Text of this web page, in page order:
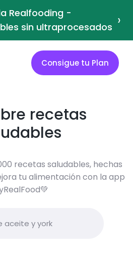
Realfooding -
sin ultraprocesados ›
Consigue tu Plan
recetas
recetas saludables, hechas
tu alimentación con la app